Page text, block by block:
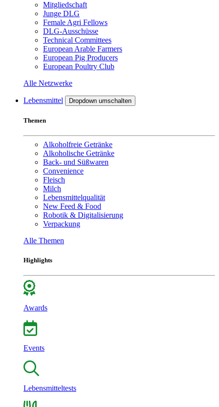
Mitgliedschaft
Junge DLG
Female Agri Fellows
DLG-Ausschüsse
Technical Committees
European Arable Farmers
European Pig Producers
European Poultry Club
Alle Netzwerke
Lebensmittel Dropdown umschalten
Themen
Alkoholfreie Getränke
Alkoholische Getränke
Back- und Süßwaren
Convenience
Fleisch
Milch
Lebensmittelqualität
New Feed & Food
Robotik & Digitalisierung
Verpackung
Alle Themen
Highlights
Awards
Events
Lebensmitteltests